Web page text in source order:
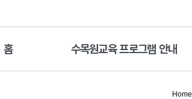
홈 수목원교육 프로그램 안내
Home